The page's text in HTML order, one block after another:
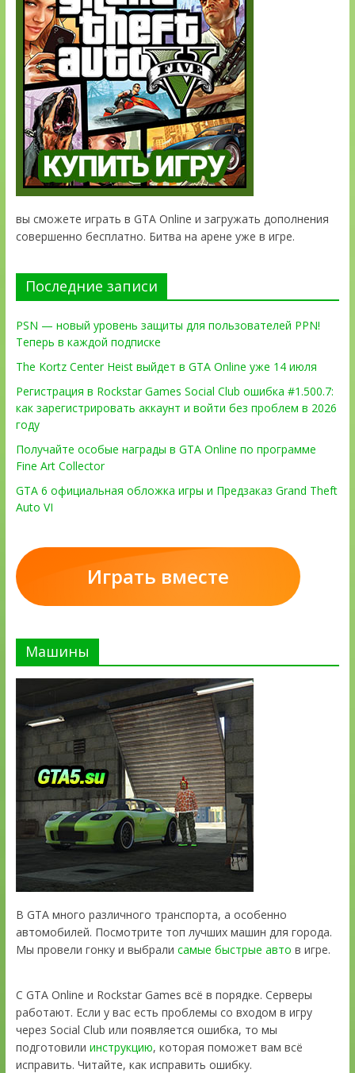
вы сможете играть в GTA Online и загружать дополнения
совершенно бесплатно. Битва на арене уже в игре.
Последние записи
PSN — новый уровень защиты для пользователей PPN!
Теперь в каждой подписке
The Kortz Center Heist выйдет в GTA Online уже 14 июля
Регистрация в Rockstar Games Social Club ошибка #1.500.7:
как зарегистрировать аккаунт и войти без проблем в 2026
году
Получайте особые награды в GTA Online по программе
Fine Art Collector
GTA 6 официальная обложка игры и Предзаказ Grand Theft
Auto VI
Играть вместе
Машины
В GTA много различного транспорта, а особенно
автомобилей. Посмотрите топ лучших машин для города.
Мы провели гонку и выбрали самые быстрые авто в игре.
С GTA Online и Rockstar Games всё в порядке. Серверы
работают. Если у вас есть проблемы со входом в игру
через Social Club или появляется ошибка, то мы
подготовили инструкцию, которая поможет вам всё
исправить. Читайте, как исправить ошибку.